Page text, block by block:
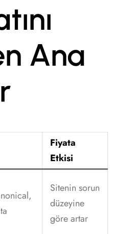
Ana
Fiyata
Etkisi
Sitenin sorun
düzeyine
göre artar